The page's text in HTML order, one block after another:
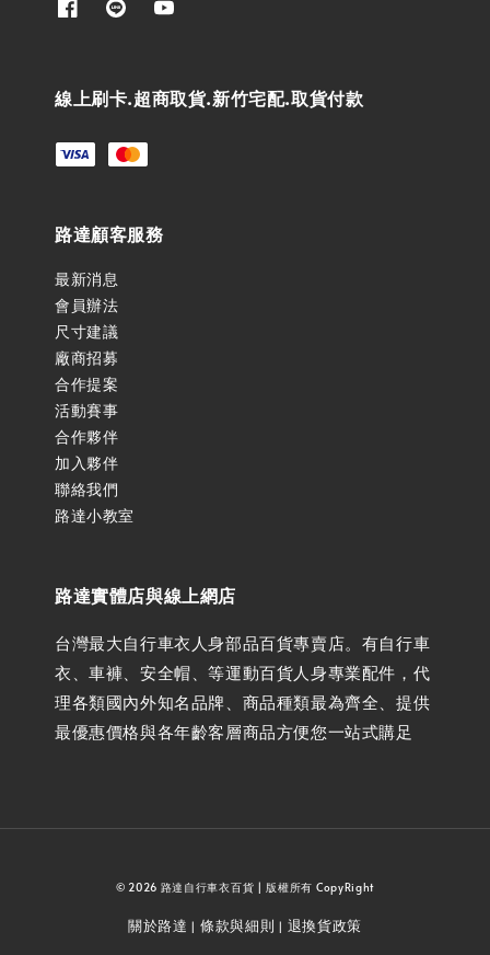
線上刷卡.超商取貨.新竹宅配.取貨付款
路達顧客服務
最新消息
會員辦法
尺寸建議
廠商招募
合作提案
活動賽事
合作夥伴
加入夥伴
聯絡我們
路達小教室
路達實體店與線上網店
台灣最大自行車衣人身部品百貨專賣店。有自行車
衣、車褲、安全帽、等運動百貨人身專業配件，代
理各類國內外知名品牌、商品種類最為齊全、提供
最優惠價格與各年齡客層商品方便您一站式購足
© 2026 路達自行車衣百貨 | 版權所有 CopyRight
關於路達 | 條款與細則 | 退換貨政策